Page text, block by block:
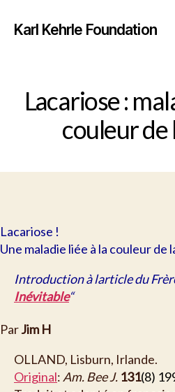
Karl Kehrle Foundation
Lacariose :
couleur de
Lacariose !
Une maladie liée à la couleur de
Introduction à larticle du
Inévitable“
ParJim H
OLLAND, Lisburn, Irlande.
Original: Am. Bee J. 131(8)